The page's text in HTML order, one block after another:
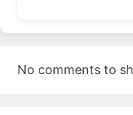
No comments to